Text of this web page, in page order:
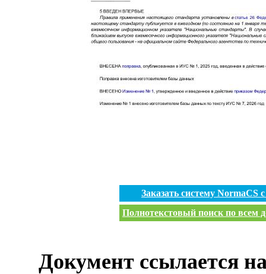
Заказать систему
Полнотекстовый поиск по всем
Документ ссылается